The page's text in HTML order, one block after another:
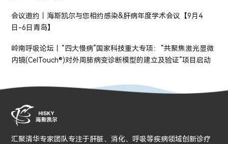
会议邀约丨海斯凯尔与您相约感染&肝病年度学术会议【9月4
日-6日青岛】
岭南呼吸论坛丨“四大慢病”国家科技重大专项：“共聚焦激光显微
内镜(CelTouch®)对外周肺病变诊断模型的建立及验证”项目启动
汇聚清华专家团队专注于肝脏、消化、呼吸等疾病领域创新诊疗